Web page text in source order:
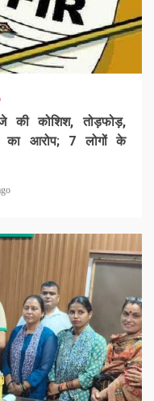
की कोशिश, तोड़फोड़,
का आरोप; 7 लोगों के